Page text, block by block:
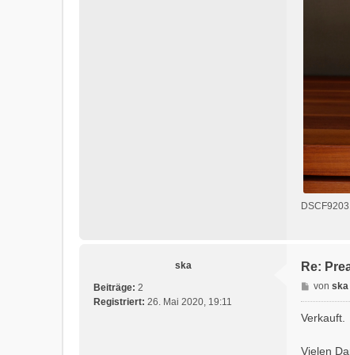
ska
Beiträge: 2
Registriert: 26. Mai 2020, 19:11
Re:
B
e
vonska
Verkauft.
Vielen